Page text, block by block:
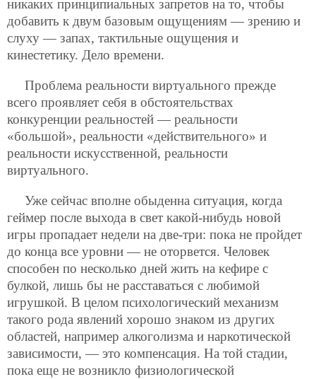
никаких принципиальных запретов на то, чтобы
добавить к двум базовым ощущениям — зрению и
слуху — запах, тактильные ощущения и
кинестетику. Дело времени.
Проблема реальности виртуального прежде
всего проявляет себя в обстоятельствах
конкуренции реальностей — реальности
«большой», реальности «действительного» и
реальности искусственной, реальности
виртуального.
Уже сейчас вполне обыденна ситуация, когда
геймер после выхода в свет какой-нибудь новой
игры пропадает недели на две-три: пока не пройдет
до конца все уровни — не оторвется. Человек
способен по несколько дней жить на кефире с
булкой, лишь бы не расставаться с любимой
игрушкой. В целом психологический механизм
такого рода явлений хорошо знаком из других
областей, например алкоголизма и наркотической
зависимости, — это компенсация. На той стадии,
пока еще не возникло физиологической